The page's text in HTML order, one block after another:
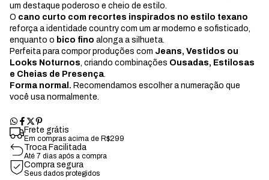
um destaque poderoso e cheio de estilo.
O cano curto com recortes inspirados no estilo texano
reforça a identidade country com um ar moderno e sofisticado,
enquanto o bico fino alonga a silhueta.
Perfeita para compor produções com Jeans, Vestidos ou
Looks Noturnos, criando combinações Ousadas, Estilosas
e Cheias de Presença.
Forma normal. Recomendamos escolher a numeração que
você usa normalmente.
Frete grátis
Em compras acima de R$299
Troca Facilitada
Até 7 dias após a compra
Compra segura
Seus dados protegidos